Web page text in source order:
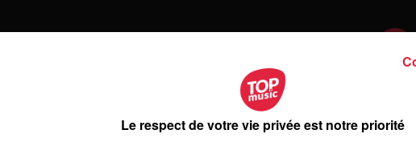
Le respect de votre vie privée est notre priorité